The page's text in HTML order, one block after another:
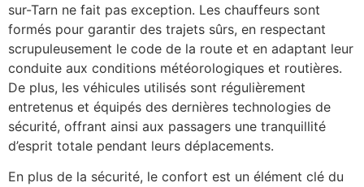
sur-Tarn ne fait pas exception. Les chauffeurs sont
formés pour garantir des trajets sûrs, en respectant
scrupuleusement le code de la route et en adaptant leur
conduite aux conditions météorologiques et routières.
De plus, les véhicules utilisés sont régulièrement
entretenus et équipés des dernières technologies de
sécurité, offrant ainsi aux passagers une tranquillité
d’esprit totale pendant leurs déplacements.
En plus de la sécurité, le confort est un élément clé du